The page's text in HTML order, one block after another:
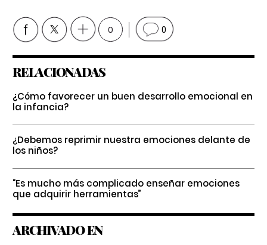
0 0
RELACIONADAS
¿Cómo favorecer un buen desarrollo emocional en
la infancia?
¿Debemos reprimir nuestra emociones delante de
los niños?
“Es mucho más complicado enseñar emociones
que adquirir herramientas”
ARCHIVADO EN